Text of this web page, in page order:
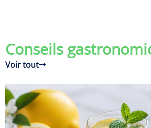
Conseils
Voir tout